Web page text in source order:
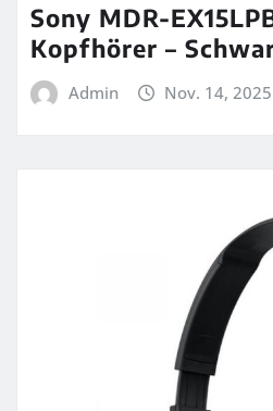
Sony MDR-
Kopfhörer –
Admin Nov. 14, 2025